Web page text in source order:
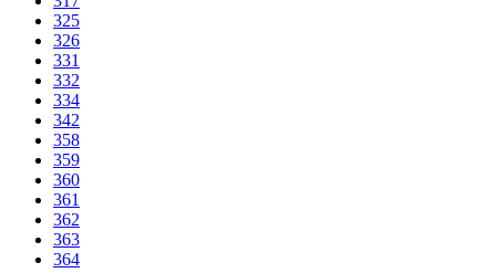
325
326
331
332
334
342
358
359
360
361
362
363
364